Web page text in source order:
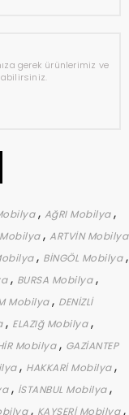
gerek ürünlerimiz ve
, AğRI Mobilya,
Mobilya, ARTVİN Mobilya
, BİNGÖL Mobilya,
, BURSA Mobilya,
Mobilya, DENİZLİ
, ELAZIğ Mobilya,
Mobilya, GAZİANTEP
, HAKKARİ Mobilya,
, İSTANBUL Mobilya,
, KAYSERİ Mobilya,